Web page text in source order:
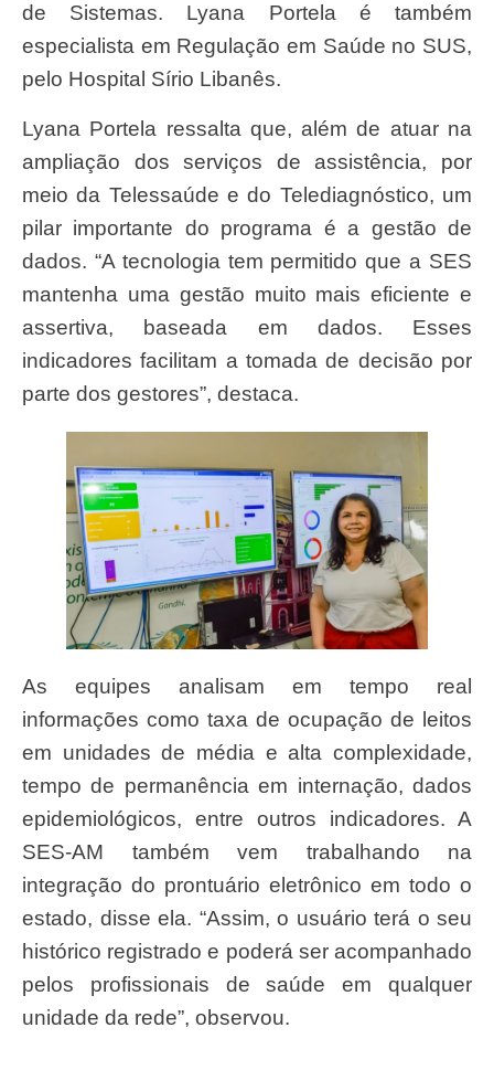
de Sistemas. Lyana Portela é também
especialista em Regulação em Saúde no SUS,
pelo Hospital Sírio Libanês.
Lyana Portela ressalta que, além de atuar na
ampliação dos serviços de assistência, por
meio da Telessaúde e do Telediagnóstico, um
pilar importante do programa é a gestão de
dados. “A tecnologia tem permitido que a SES
mantenha uma gestão muito mais eficiente e
assertiva, baseada em dados. Esses
indicadores facilitam a tomada de decisão por
parte dos gestores”, destaca.
As equipes analisam em tempo real
informações como taxa de ocupação de leitos
em unidades de média e alta complexidade,
tempo de permanência em internação, dados
epidemiológicos, entre outros indicadores. A
SES-AM também vem trabalhando na
integração do prontuário eletrônico em todo o
estado, disse ela. “Assim, o usuário terá o seu
histórico registrado e poderá ser acompanhado
pelos profissionais de saúde em qualquer
unidade da rede”, observou.